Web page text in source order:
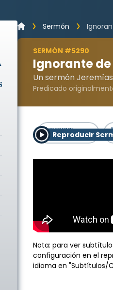
Sermón
SERMÓN #5290
Ignorante
Un sermón Jeremías
Predicado
Reproducir
Descargar
Sermón
Nota: para ver
configuración en el
idioma en "Subtítulos/